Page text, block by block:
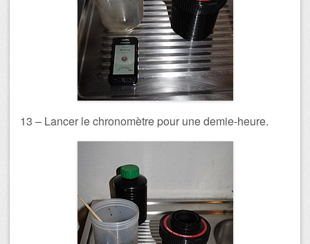
13 – Lancer le chronomètre pour une demie-heure.